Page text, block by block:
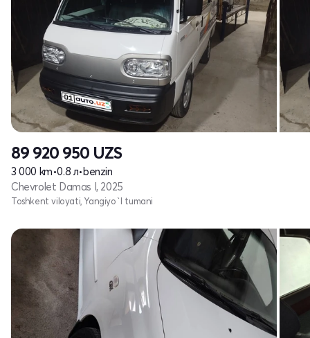
89 920 950 UZS
3 000 km•0.8 л•benzin
Chevrolet Damas I, 2025
Toshkent viloyati, Yangiyo`l tumani